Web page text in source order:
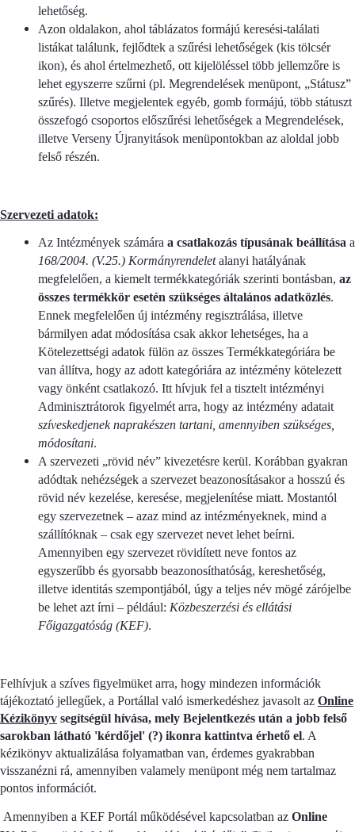
lehetőség.
Azon oldalakon, ahol táblázatos formájú keresési-találati
listákat találunk, fejlődtek a szűrési lehetőségek (kis tölcsér
ikon), és ahol értelmezhető, ott kijelöléssel több jellemzőre is
lehet egyszerre szűrni (pl. Megrendelések menüpont, „Státusz”
szűrés). Illetve megjelentek egyéb, gomb formájú, több státuszt
összefogó csoportos előszűrési lehetőségek a Megrendelések,
illetve Verseny Újranyitások menüpontokban az aloldal jobb
felső részén.
Szervezeti adatok:
Az Intézmények számára a csatlakozás típusának beállítása a
168/2004. (V.25.) Kormányrendeletalanyi hatályának
megfelelően, a kiemelt termékkategóriák szerinti bontásban, az
összes termékkör esetén szükséges általános adatközlés.
Ennek megfelelően új intézmény regisztrálása, illetve
bármilyen adat módosítása csak akkor lehetséges, ha a
Kötelezettségi adatok fülön az összes Termékkategóriára be
van állítva, hogy az adott kategóriára az intézmény kötelezett
vagy önként csatlakozó. Itt hívjuk fel a tisztelt intézményi
Adminisztrátorok figyelmét arra, hogy az intézmény adatait
szíveskedjenek naprakészen tartani, amennyiben szükséges,
módosítani.
A szervezeti „rövid név” kivezetésre kerül. Korábban gyakran
adódtak nehézségek a szervezet beazonosításakor a hosszú és
rövid név kezelése, keresése, megjelenítése miatt. Mostantól
egy szervezetnek – azaz mind az intézményeknek, mind a
szállítóknak – csak egy szervezet nevet lehet beírni.
Amennyiben egy szervezet rövidített neve fontos az
egyszerűbb és gyorsabb beazonosíthatóság, kereshetőség,
illetve identitás szempontjából, úgy a teljes név mögé zárójelbe
be lehet azt írni – például: Közbeszerzési és ellátási
Főigazgatóság (KEF).
Felhívjuk a szíves figyelmüket arra, hogy mindezen információk
tájékoztató jellegűek, a Portállal való ismerkedéshez javasolt az Online
Kézikönyv segítségül hívása, mely Bejelentkezés után a jobb felső
sarokban látható 'kérdőjel' (?) ikonra kattintva érhető el. A
kézikönyv aktualizálása folyamatban van, érdemes gyakrabban
visszanézni rá, amennyiben valamely menüpont még nem tartalmaz
pontos információt.
Amennyiben a KEF Portál működésével kapcsolatban az Online